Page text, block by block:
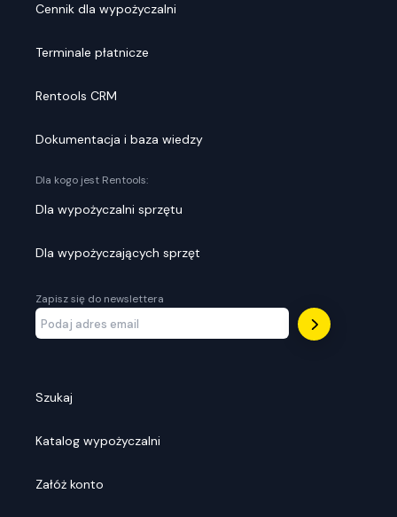
Cennik dla wypożyczalni
Terminale płatnicze
Rentools CRM
Dokumentacja i baza wiedzy
Dla kogo jest Rentools:
Dla wypożyczalni sprzętu
Dla wypożyczających sprzęt
Zapisz się do newslettera
Szukaj
Katalog wypożyczalni
Załóż konto